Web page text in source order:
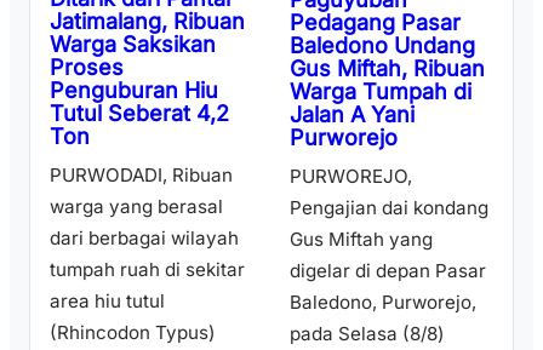
Jatimalang, Ribuan
Warga Saksikan
Proses
Penguburan Hiu
Tutul Seberat 4,2
Ton
PURWODADI, Ribuan
warga yang berasal
dari berbagai wilayah
tumpah ruah di sekitar
area hiu tutul
(Rhincodon Typus)
Pedagang Pasar
Baledono Undang
Gus Miftah, Ribuan
Warga Tumpah di
Jalan A Yani
Purworejo
PURWOREJO,
Pengajian dai kondang
Gus Miftah yang
digelar di depan Pasar
Baledono, Purworejo,
pada Selasa (8/8)